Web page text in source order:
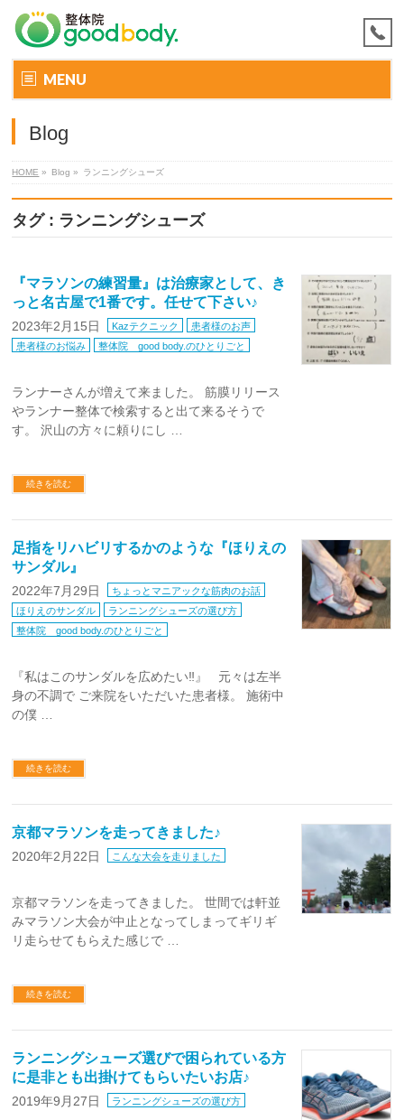
MENU
Blog
HOME » Blog » ランニングシューズ
タグ : ランニングシューズ
『マラソンの練習量』は治療家として、き
っと名古屋で1番です。任せて下さい♪
2023年2月15日 Kazテクニック
患者様のお声
患者様のお悩み
整体院 good body.のひとりごと
ランナーさんが増えて来ました。 筋膜リリース
やランナー整体で検索すると出て来るそうで
す。 沢山の方々に頼りにし …
続きを読む
足指をリハビリするかのような『ほりえの
サンダル』
2022年7月29日
ちょっとマニアックな筋肉のお話
ほりえのサンダル
ランニングシューズの選び方
整体院 good body.のひとりごと
『私はこのサンダルを広めたい‼︎』 元々は左半
身の不調で ご来院をいただいた患者様。 施術中
の僕 …
続きを読む
京都マラソンを走ってきました♪
2020年2月22日 こんな大会を走りました
京都マラソンを走ってきました。 世間では軒並
みマラソン大会が中止となってしまってギリギ
リ走らせてもらえた感じで …
続きを読む
ランニングシューズ選びで困られている方
に是非とも出掛けてもらいたいお店♪
2019年9月27日 ランニングシューズの選び方